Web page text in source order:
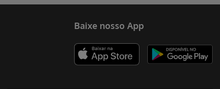
Baixe nosso App